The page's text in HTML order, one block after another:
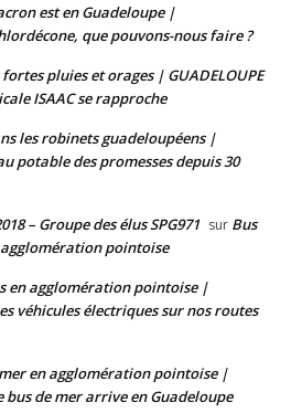
est en Guadeloupe |
que pouvons-nous faire ?
pluies et orages | GUADELOUPE
ISAAC se rapproche
les robinets guadeloupéens |
potable des promesses depuis 30
– Groupe des élus SPG971 sur Bus
pointoise
en agglomération pointoise |
véhicules électriques sur nos routes
en agglomération pointoise |
bus de mer arrive en Guadeloupe